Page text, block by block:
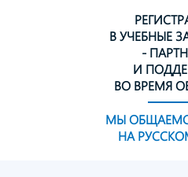
В УЧЕБНЫЕ
-
И
ВО ВРЕМЯ
МЫ
НА